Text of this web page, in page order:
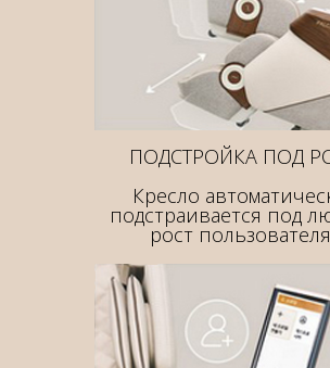
ПОДСТРОЙКА ПОД
Кресло
подстраивается под
рост пользователя